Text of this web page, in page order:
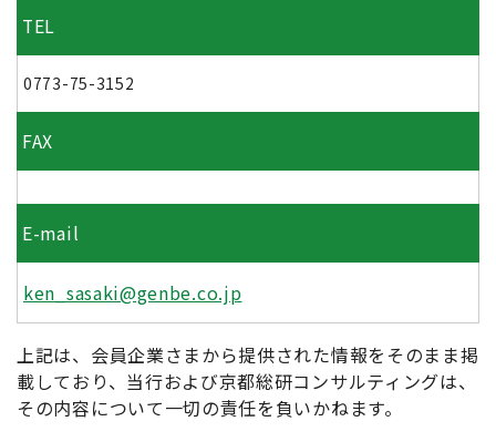
TEL
0773-75-3152
FAX
E-mail
ken_sasaki@genbe.co.jp
上記は、会員企業さまから提供された情報をそのまま掲
載しており、当行および京都総研コンサルティングは、
その内容について一切の責任を負いかねます。